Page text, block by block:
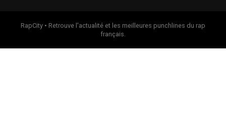
RapCity • Retrouve l'actualité et les meilleures punchlines du rap
français.